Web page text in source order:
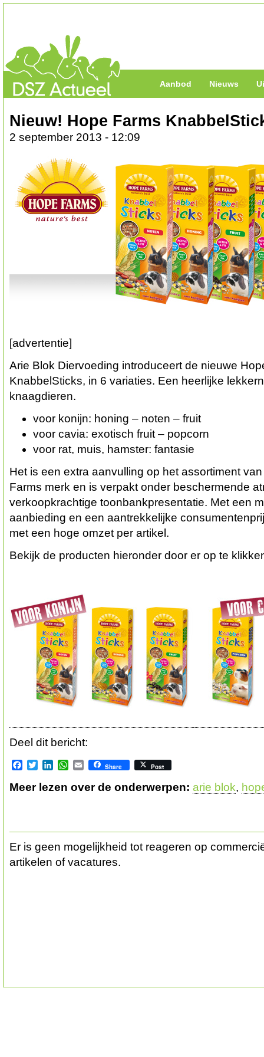
Aanbod Nieuws
Nieuw! Hope Farms
2 september 2013 - 12:09
[advertentie]
Arie Blok Diervoeding introduceert de nieuwe
KnabbelSticks, in 6 variaties. Een heerlijke
knaagdieren.
voor konijn: honing – noten – fruit
voor cavia: exotisch fruit – popcorn
voor rat, muis, hamster: fantasie
Het is een extra aanvulling op het assortiment
Farms merk en is verpakt onder beschermende
verkoopkrachtige toonbankpresentatie. Met een
aanbieding en een aantrekkelijke
met een hoge omzet per artikel.
Bekijk de producten hieronder door er op te
Deel dit bericht:
Facebook
TwitterLinkedInWhatsApp
EmailShare Post
Meer lezen over de onderwerpen: arie blok,
Er is geen mogelijkheid tot reageren op
artikelen of vacatures.